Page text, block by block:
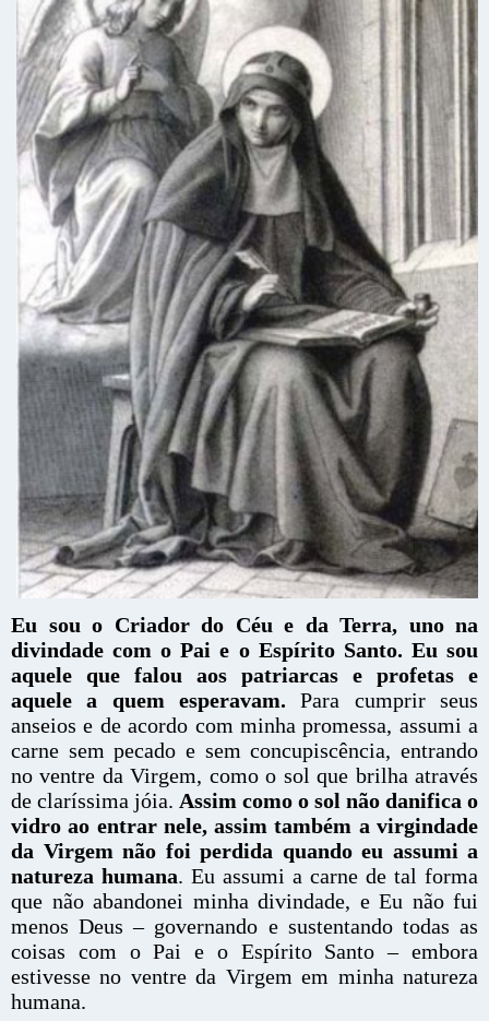
Eu sou o Criador do Céu e da Terra, uno na
divindade com o Pai e o Espírito Santo. Eu sou
aquele que falou aos patriarcas e profetas e
aquele a quem esperavam. Para cumprir seus
anseios e de acordo com minha promessa, assumi a
carne sem pecado e sem concupiscência, entrando
no ventre da Virgem, como o sol que brilha através
de claríssima jóia. Assim como o sol não danifica o
vidro ao entrar nele, assim também a virgindade
da Virgem não foi perdida quando eu assumi a
natureza humana. Eu assumi a carne de tal forma
que não abandonei minha divindade, e Eu não fui
menos Deus – governando e sustentando todas as
coisas com o Pai e o Espírito Santo – embora
estivesse no ventre da Virgem em minha natureza
humana.